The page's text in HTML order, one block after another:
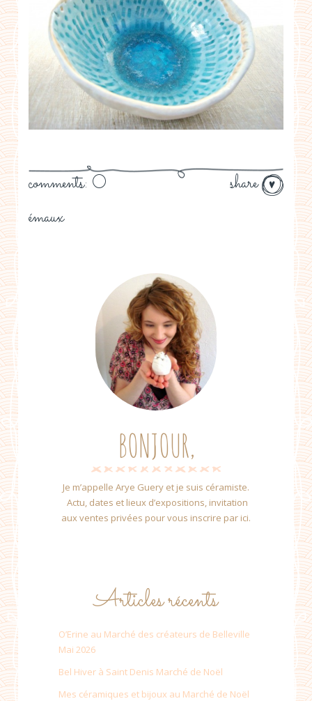
share
comments: 0
émaux
BONJOUR,
Je m’appelle Arye Guery et je suis céramiste.
Actu, dates et lieux d’expositions, invitation
aux ventes privées pour vous inscrire par ici.
Articles récents
O’Erine au Marché des créateurs de Belleville
Mai 2026
Bel Hiver à Saint Denis Marché de Noël
Mes céramiques et bijoux au Marché de Noël